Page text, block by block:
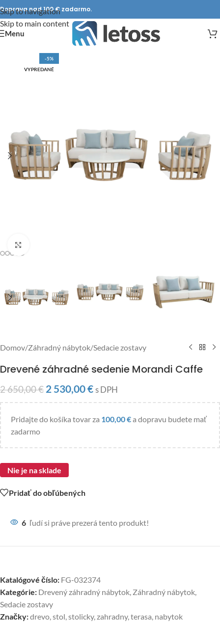
Skip to navigation
Skip to main content
Doprava nad 100 € zadarmo.
Menu
-5%
VYPREDANÉ
Domov/Záhradný nábytok/Sedacie zostavy
Drevené záhradné sedenie Morandi Caffe
2 650,00€ 2 530,00€ s DPH
Pridajte do košíka tovar za 100,00€a dopravu budete mať
zadarmo
Nie je na sklade
Pridať do obľúbených
6 ľudí si práve prezerá tento produkt!
Katalógové číslo: FG-032374
Kategórie: Drevený záhradný nábytok, Záhradný nábytok,
Sedacie zostavy
Značky:drevo,stol,stolicky,zahradny,terasa, nabytok